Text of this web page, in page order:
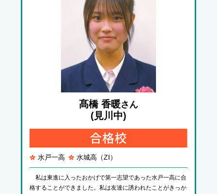
髙橋 香暖さん
(見川中)
水戸一高 水城高（ZⅠ）
私は東進に入ったおかげで第一志望であった水戸一高に合
格することができました。私は友達に誘われたことがきっか